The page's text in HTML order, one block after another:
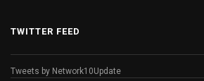
TWITTER FEED
Tweets by Network10Update